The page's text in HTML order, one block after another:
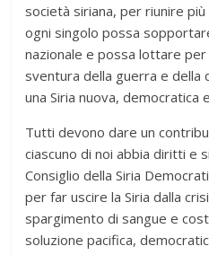
società siriana, per riunire
ogni singolo possa
nazionale e possa lottare per
sventura della guerra e
una Siria nuova, democratica
Tutti devono dare un
ciascuno di noi abbia diritti e
Consiglio della Siria
per far uscire la Siria dalla
spargimento di sangue e
soluzione pacifica,